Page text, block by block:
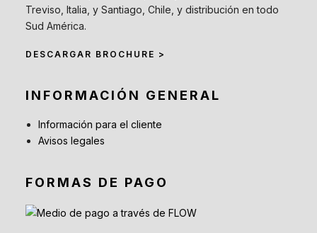
Treviso, Italia, y Santiago, Chile, y distribución en todo
Sud América.
DESCARGAR BROCHURE >
INFORMACIÓN GENERAL
Información para el cliente
Avisos legales
FORMAS DE PAGO